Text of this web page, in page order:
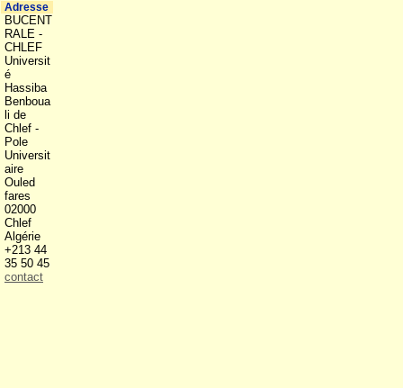
Adresse
BUCENT
RALE -
CHLEF
Universit
é
Hassiba
Benboua
li de
Chlef -
Pole
Universit
aire
Ouled
fares
02000
Chlef
Algérie
+213 44
35 50 45
contact